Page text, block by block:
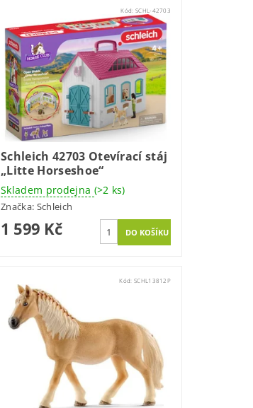
Kód: SCHL-42703
Schleich 42703 Otevírací stáj
„Litte Horseshoe“
Skladem prodejna (>2 ks)
Značka: Schleich
1 599 Kč
Kód: SCHL13812P